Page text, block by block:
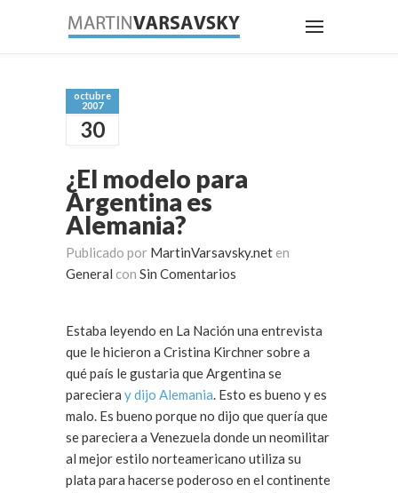
octubre
2007
30
¿El modelo para
Argentina es
Alemania?
Publicado por MartinVarsavsky.net en
General con Sin Comentarios
Estaba leyendo en La Nación una entrevista
que le hicieron a Cristina Kirchner sobre a
qué país le gustaria que Argentina se
pareciera y dijo Alemania. Esto es bueno y es
malo. Es bueno porque no dijo que quería que
se pareciera a Venezuela donde un neomilitar
al mejor estilo norteamericano utiliza su
plata para hacerse poderoso en el continente